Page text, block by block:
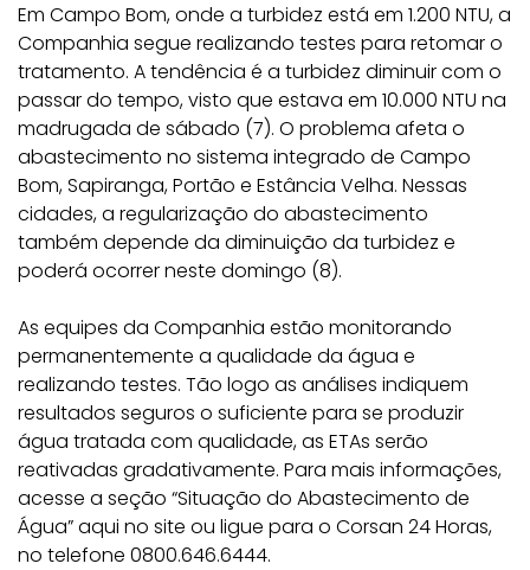
Em Campo Bom, onde a turbidez está em 1.200 NTU, a
Companhia segue realizando testes para retomar o
tratamento. A tendência é a turbidez diminuir com o
passar do tempo, visto que estava em 10.000 NTU na
madrugada de sábado (7). O problema afeta o
abastecimento no sistema integrado de Campo
Bom, Sapiranga, Portão e Estância Velha. Nessas
cidades, a regularização do abastecimento
também depende da diminuição da turbidez e
poderá ocorrer neste domingo (8).
As equipes da Companhia estão monitorando
permanentemente a qualidade da água e
realizando testes. Tão logo as análises indiquem
resultados seguros o suficiente para se produzir
água tratada com qualidade, as ETAs serão
reativadas gradativamente. Para mais informações,
acesse a seção “Situação do Abastecimento de
Água” aqui no site ou ligue para o Corsan 24 Horas,
no telefone 0800.646.6444.